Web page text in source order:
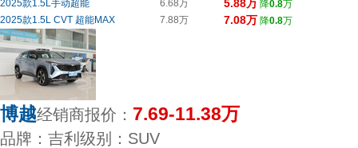
2025款1.5L手动超能
6.68万 5.88万 降0.8万
2025款1.5L CVT 超能MAX
7.88万 7.08万 降0.8万
博越经销商报价： 7.69-11.38万
品牌：吉利 级别：SUV